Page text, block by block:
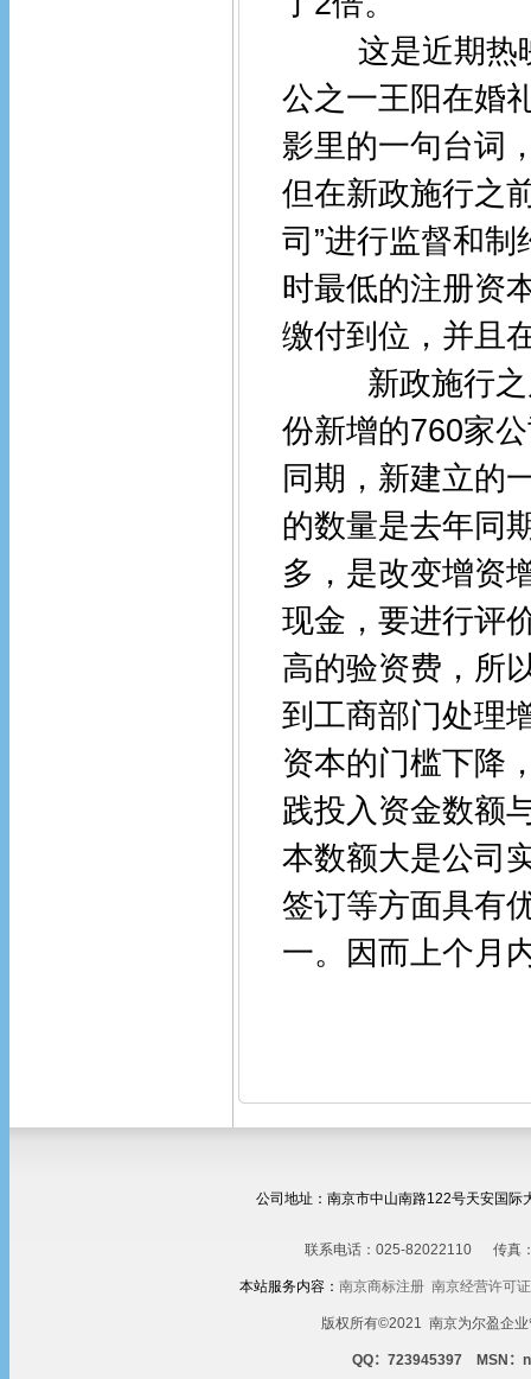
这是近期热映
公之一王阳在婚
影里的一句台词
但在新政施行之
司”进行监督和
时最低的注册资
缴付到位，并且
新政施行之后
份新增的760家
同期，新建立的
的数量是去年同
多，是改变增资
现金，要进行评
高的验资费，所
到工商部门处理
资本的门槛下降
践投入资金数额
本数额大是公司
签订等方面具有
一。因而上个月
公司地址：南京市中山南路122号天安国际
联系电话：025-82022110 传真
本站服务内容： 南京商标注册 南京经营许可
版权所有©2021 南京为尔盈企
QQ：723945397 MSN：